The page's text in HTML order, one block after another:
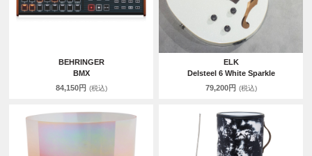
BEHRINGER
BMX
84,150円 (税込)
ELK
Delsteel 6 White Sparkle
79,200円 (税込)